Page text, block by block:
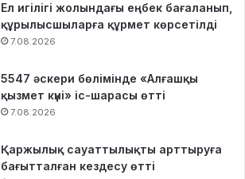
Ел игілігі жолындағы еңбек бағаланып,
құрылысшыларға құрмет көрсетілді
7.08.2026
5547 әскери бөлімінде «Алғашқы
қызмет күні» іс-шарасы өтті
7.08.2026
Қаржылық сауаттылықты арттыруға
бағытталған кездесу өтті